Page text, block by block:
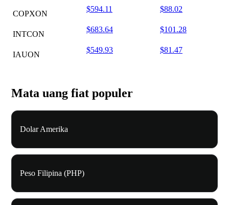
COPXON
$594.11 $88.02
INTCON
$683.64 $101.28
IAUON
$549.93 $81.47
Mata uang fiat populer
Dolar Amerika
Peso Filipina (PHP)